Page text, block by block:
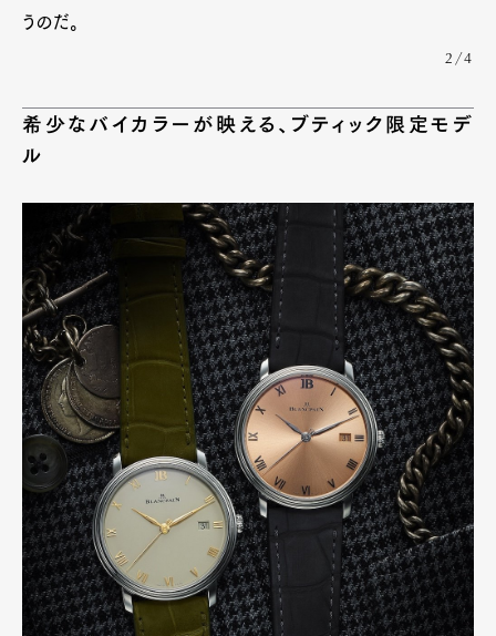
うのだ。
2/4
希少なバイカラーが映える、ブティック限定モデ
ル